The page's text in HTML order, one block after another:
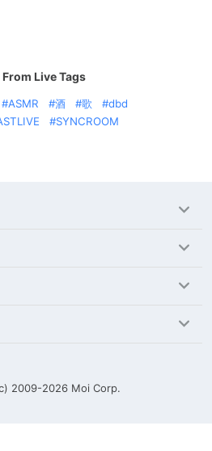
From Live Tags
ASMR 酒 歌
dbd
SYNCROOM
2009-2026 Moi Corp.